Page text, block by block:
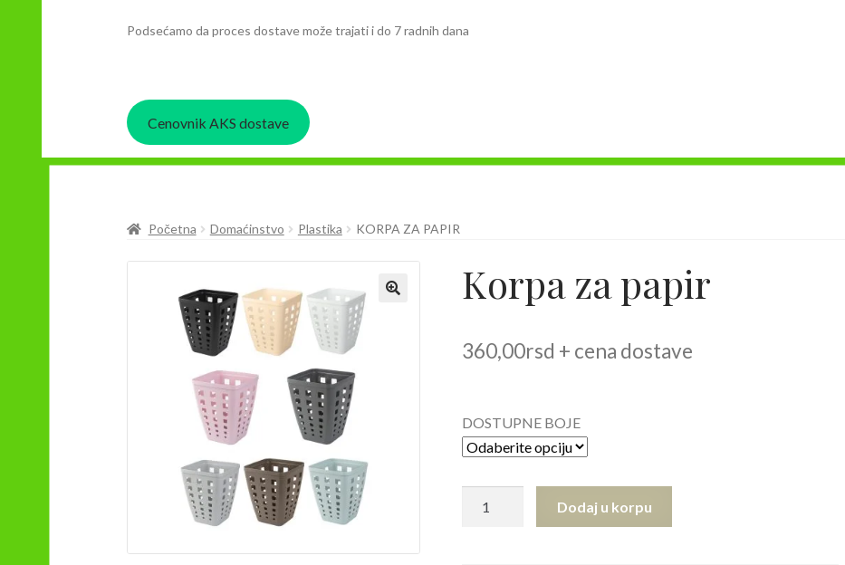
Podsećamo da proces dostave može trajati i do 7 radnih dana
Cenovnik AKS dostave
Početna Domaćinstvo Plastika KORPA ZA PAPIR
Korpa za papir
360,00rsd + cena dostave
DOSTUPNE BOJE
Dodaj u korpu